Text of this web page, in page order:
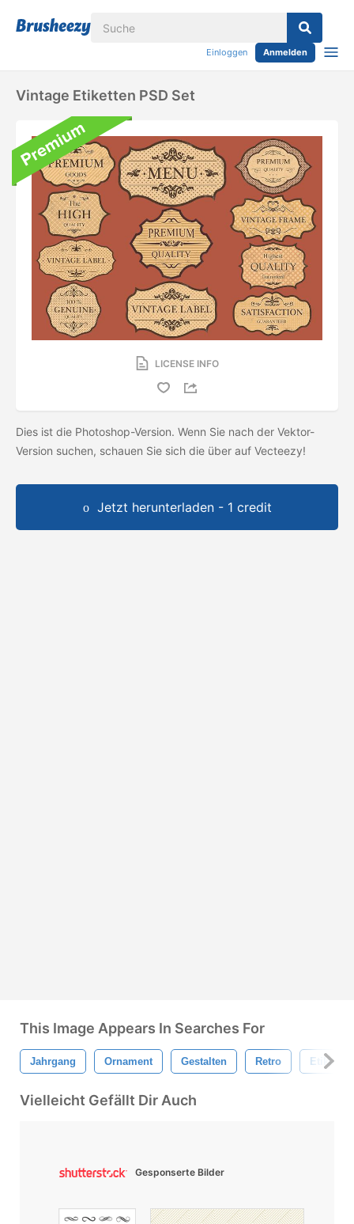
Einloggen Anmelden
Vintage Etiketten PSD Set
LICENSE INFO
Dies ist die Photoshop-Version. Wenn Sie nach der Vektor-
Version suchen, schauen Sie sich die über auf Vecteezy!
Jetzt herunterladen - 1 credit
This Image Appears In Searches For
Jahrgang Ornament Gestalten Retro Etikette
Vielleicht Gefällt Dir Auch
Gesponserte Bilder